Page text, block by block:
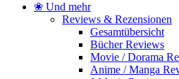
❀ Und mehr
Reviews & Rezensionen
Gesamtübersicht
Bücher Reviews
Movie / Dorama
Anime / Manga